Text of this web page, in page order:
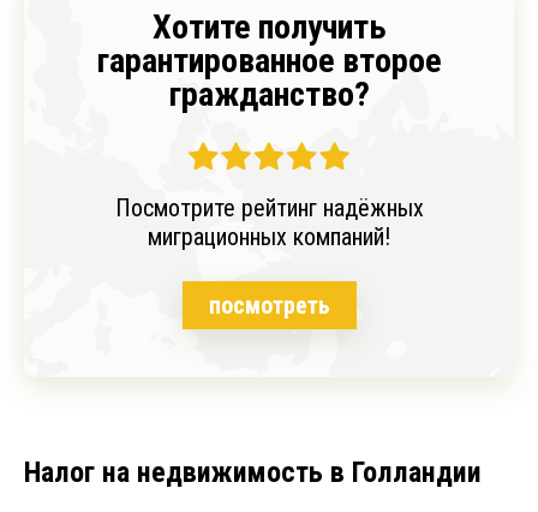
Хотите получить
гарантированное второе
гражданство?
Посмотрите рейтинг надёжных
миграционных компаний!
посмотреть
Налог на недвижимость в Голландии